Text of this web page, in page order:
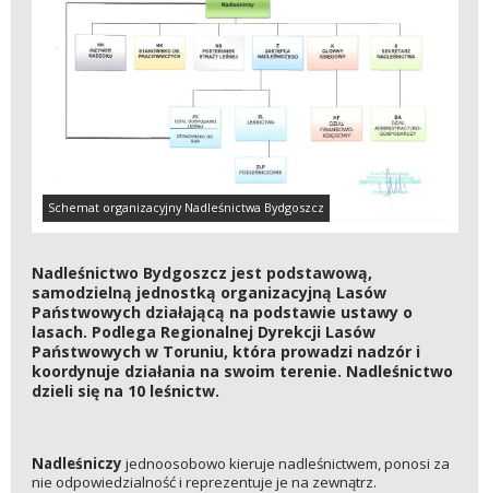
Schemat organizacyjny Nadleśnictwa Bydgoszcz
Nadleśnictwo Bydgoszcz jest podstawową,
samodzielną jednostką organizacyjną Lasów
Państwowych działającą na podstawie ustawy o
lasach. Podlega Regionalnej Dyrekcji Lasów
Państwowych w Toruniu, która prowadzi nadzór i
koordynuje działania na swoim terenie. Nadleśnictwo
dzieli się na 10 leśnictw.
Nadleśniczy jednoosobowo kieruje nadleśnictwem, ponosi za
nie odpowiedzialność i reprezentuje je na zewnątrz.